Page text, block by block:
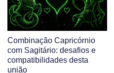
Combinação Capricórnio
com Sagitário: desafios e
compatibilidades desta
união